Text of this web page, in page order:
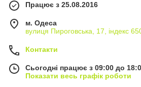
Працює з 25.08.2016
м. Одеса
вулиця Пироговська, 17, індекс
Контакти
Сьогодні працює з 09:00 до
Показати весь графік роботи